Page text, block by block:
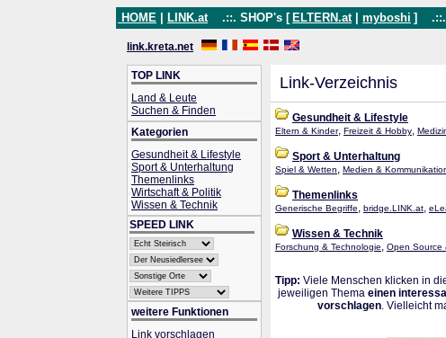
HOME LINK.at .::. SHOP's [ ELTERN.at myboshi ] .::.
link.kreta.net
TOP LINK
Land & Leute
Suchen & Finden
Kategorien
Gesundheit & Lifestyle
Sport & Unterhaltung
Themenlinks
Wirtschaft & Politik
Wissen & Technik
SPEED LINK
weitere Funktionen
Link vorschlagen
Link-Verzeichnis
Gesundheit & Lifestyle
Eltern & Kinder, Freizeit & Hobby,
Sport & Unterhaltung
Spiel & Wetten, Medien &
Themenlinks
Generische Begriffe, bridge.LINK.at,
Wissen & Technik
Forschung & Technologie, Open Source
Tipp: Viele Menschen klicken in
jeweiligen Thema einen
vorschlagen. Vielleicht